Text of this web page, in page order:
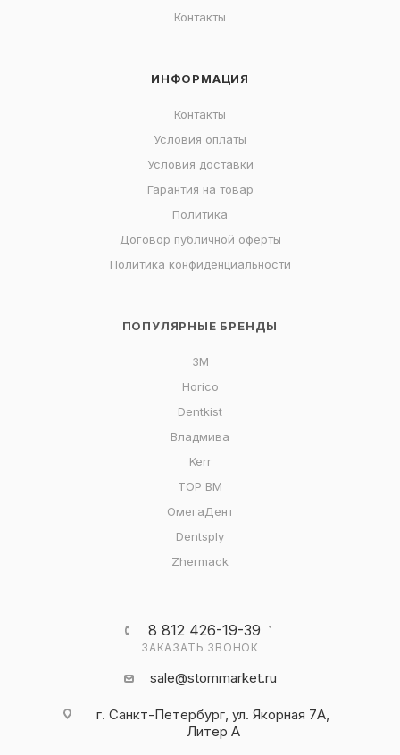
Контакты
ИНФОРМАЦИЯ
Контакты
Условия оплаты
Условия доставки
Гарантия на товар
Политика
Договор публичной оферты
Политика конфиденциальности
ПОПУЛЯРНЫЕ БРЕНДЫ
3M
Horico
Dentkist
Владмива
Kerr
ТОР ВМ
ОмегаДент
Dentsply
Zhermack
8 812 426-19-39
ЗАКАЗАТЬ ЗВОНОК
sale@stommarket.ru
г. Cанкт-Петербург, ул. Якорная 7А,
Литер А